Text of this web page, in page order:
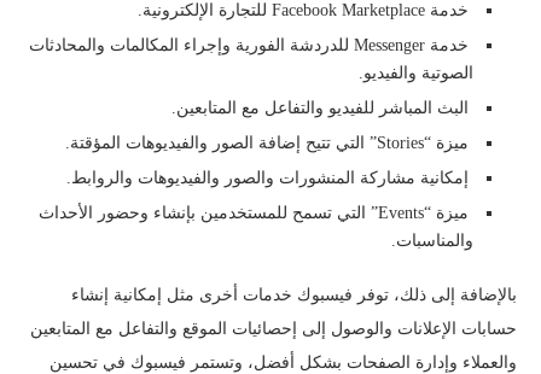
خدمة Facebook Marketplace للتجارة الإلكترونية.
خدمة Messenger للدردشة الفورية وإجراء المكالمات والمحادثات
الصوتية والفيديو.
البث المباشر للفيديو والتفاعل مع المتابعين.
ميزة “Stories” التي تتيح إضافة الصور والفيديوهات المؤقتة.
إمكانية مشاركة المنشورات والصور والفيديوهات والروابط.
ميزة “Events” التي تسمح للمستخدمين بإنشاء وحضور الأحداث
والمناسبات.
بالإضافة إلى ذلك، توفر فيسبوك خدمات أخرى مثل إمكانية إنشاء
حسابات الإعلانات والوصول إلى إحصائيات الموقع والتفاعل مع المتابعين
والعملاء وإدارة الصفحات بشكل أفضل، وتستمر فيسبوك في تحسين